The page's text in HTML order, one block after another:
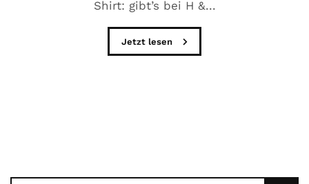
Shirt: gibt’s bei H &...
Jetzt lesen